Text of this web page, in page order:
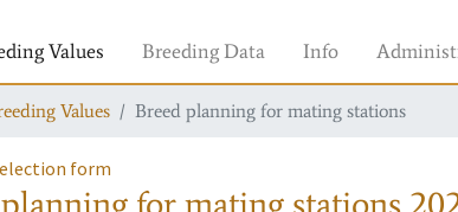
Values Breeding Data Info
Values Breed planning for mating stations
form